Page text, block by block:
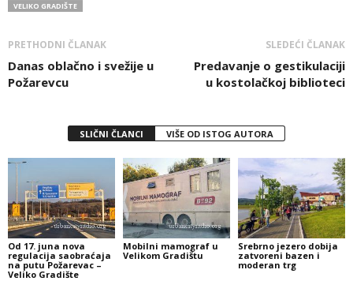
VELIKO GRADIŠTE
PRETHODNI ČLANAK
Danas oblačno i svežije u
Požarevcu
SLEDEĆI ČLANAK
Predavanje o gestikulaciji
u kostolačkoj biblioteci
SLIČNI ČLANCI VIŠE OD ISTOG AUTORA
Od 17. juna nova
regulacija saobraćaja
na putu Požarevac –
Veliko Gradište
Mobilni mamograf u
Velikom Gradištu
Srebrno jezero dobija
zatvoreni bazen i
moderan trg